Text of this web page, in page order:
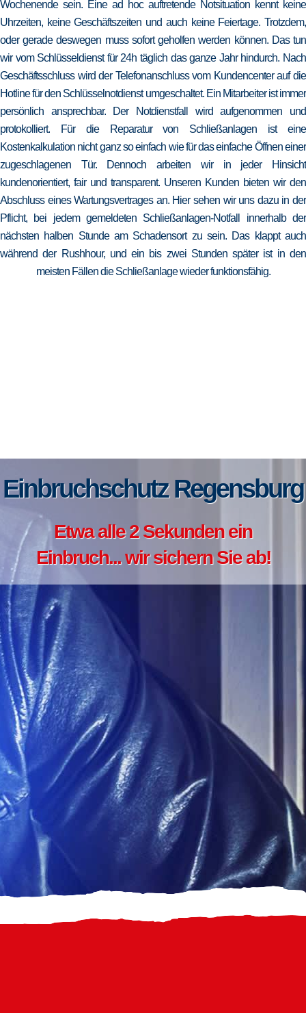
Wochenende sein. Eine ad hoc auftretende Notsituation kennt keine
Uhrzeiten, keine Geschäftszeiten und auch keine Feiertage. Trotzdem,
oder gerade deswegen muss sofort geholfen werden können. Das tun
wir vom Schlüsseldienst für 24h täglich das ganze Jahr hindurch. Nach
Geschäftsschluss wird der Telefonanschluss vom Kundencenter auf die
Hotline für den Schlüsselnotdienst umgeschaltet. Ein Mitarbeiter ist immer
persönlich ansprechbar. Der Notdienstfall wird aufgenommen und
protokolliert. Für die Reparatur von Schließanlagen ist eine
Kostenkalkulation nicht ganz so einfach wie für das einfache Öffnen einer
zugeschlagenen Tür. Dennoch arbeiten wir in jeder Hinsicht
kundenorientiert, fair und transparent. Unseren Kunden bieten wir den
Abschluss eines Wartungsvertrages an. Hier sehen wir uns dazu in der
Pflicht, bei jedem gemeldeten Schließanlagen-Notfall innerhalb der
nächsten halben Stunde am Schadensort zu sein. Das klappt auch
während der Rushhour, und ein bis zwei Stunden später ist in den
meisten Fällen die Schließanlage wieder funktionsfähig.
Einbruchschutz Regensburg
Etwa alle 2 Sekunden ein
Einbruch... wir sichern Sie ab!